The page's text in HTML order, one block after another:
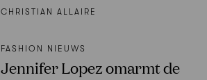
CHRISTIAN ALLAIRE
FASHION NIEUWS
Jennifer Lopez omarmt de